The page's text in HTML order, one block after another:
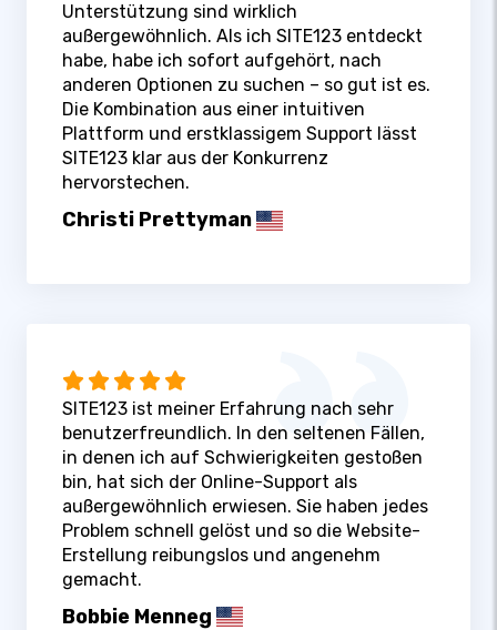
Unterstützung sind wirklich
außergewöhnlich. Als ich SITE123 entdeckt
habe, habe ich sofort aufgehört, nach
anderen Optionen zu suchen – so gut ist es.
Die Kombination aus einer intuitiven
Plattform und erstklassigem Support lässt
SITE123 klar aus der Konkurrenz
hervorstechen.
Christi Prettyman
SITE123 ist meiner Erfahrung nach sehr
benutzerfreundlich. In den seltenen Fällen,
in denen ich auf Schwierigkeiten gestoßen
bin, hat sich der Online-Support als
außergewöhnlich erwiesen. Sie haben jedes
Problem schnell gelöst und so die Website-
Erstellung reibungslos und angenehm
gemacht.
Bobbie Menneg